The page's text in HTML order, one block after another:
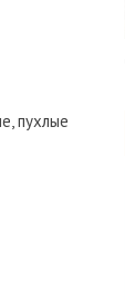
пухлые